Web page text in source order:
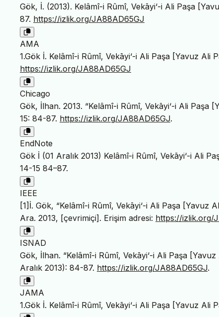
Gök, İ. (2013). Kelâmî-i Rûmî, Vekāyi‘-i Ali Paşa
87. https://izlik.org/JA88AD65GJ
AMA
1.Gök İ. Kelâmî-i Rûmî, Vekāyi‘-i Ali Paşa [Yavuz Ali
https://izlik.org/JA88AD65GJ
Chicago
Gök, İlhan. 2013. “Kelâmî-i Rûmî, Vekāyi‘-i Ali Paşa
15: 84-87. https://izlik.org/JA88AD65GJ.
EndNote
Gök İ (01 Aralık 2013) Kelâmî-i Rûmî, Vekāyi‘-i Ali
14-15 84–87.
IEEE
[1]İ. Gök, “Kelâmî-i Rûmî, Vekāyi‘-i Ali Paşa [Yavuz
Ara. 2013, [çevrimiçi]. Erişim adresi: https://izlik.org/
ISNAD
Gök, İlhan. “Kelâmî-i Rûmî, Vekāyi‘-i Ali Paşa [Yavuz
Aralık 2013): 84-87. https://izlik.org/JA88AD65GJ.
JAMA
1.Gök İ. Kelâmî-i Rûmî, Vekāyi‘-i Ali Paşa [Yavuz Ali